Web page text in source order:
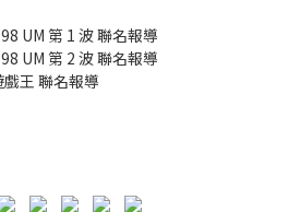
UM 第 1 波 聯名報導
UM 第 2 波 聯名報導
戲王 聯名報導